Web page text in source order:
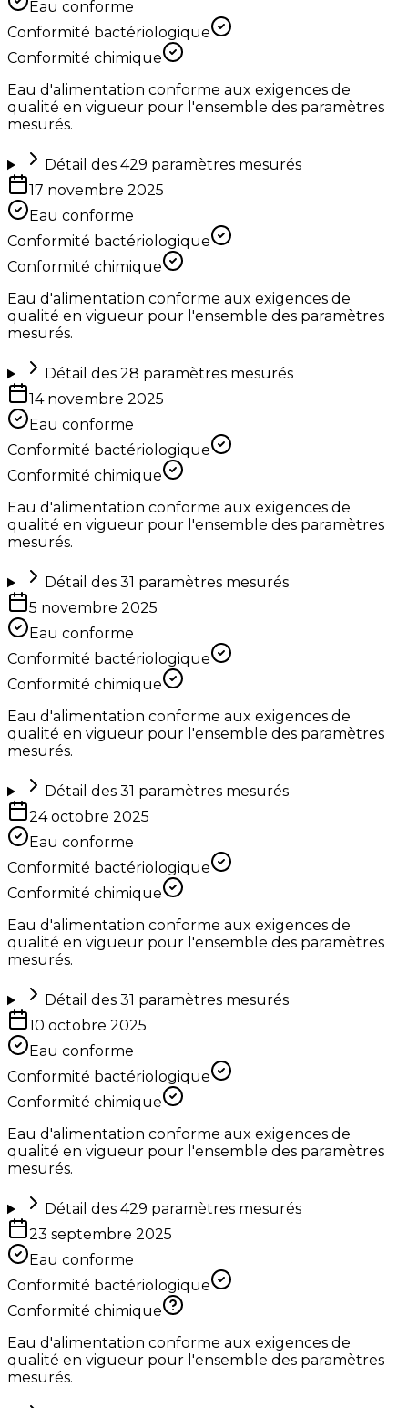
Eau conforme
Conformité bactériologique
Conformité chimique
Eau d'alimentation conforme aux exigences de
qualité en vigueur pour l'ensemble des paramètres
mesurés.
Détail des 429 paramètres mesurés
17 novembre 2025
Eau conforme
Conformité bactériologique
Conformité chimique
Eau d'alimentation conforme aux exigences de
qualité en vigueur pour l'ensemble des paramètres
mesurés.
Détail des 28 paramètres mesurés
14 novembre 2025
Eau conforme
Conformité bactériologique
Conformité chimique
Eau d'alimentation conforme aux exigences de
qualité en vigueur pour l'ensemble des paramètres
mesurés.
Détail des 31 paramètres mesurés
5 novembre 2025
Eau conforme
Conformité bactériologique
Conformité chimique
Eau d'alimentation conforme aux exigences de
qualité en vigueur pour l'ensemble des paramètres
mesurés.
Détail des 31 paramètres mesurés
24 octobre 2025
Eau conforme
Conformité bactériologique
Conformité chimique
Eau d'alimentation conforme aux exigences de
qualité en vigueur pour l'ensemble des paramètres
mesurés.
Détail des 31 paramètres mesurés
10 octobre 2025
Eau conforme
Conformité bactériologique
Conformité chimique
Eau d'alimentation conforme aux exigences de
qualité en vigueur pour l'ensemble des paramètres
mesurés.
Détail des 429 paramètres mesurés
23 septembre 2025
Eau conforme
Conformité bactériologique
Conformité chimique
Eau d'alimentation conforme aux exigences de
qualité en vigueur pour l'ensemble des paramètres
mesurés.